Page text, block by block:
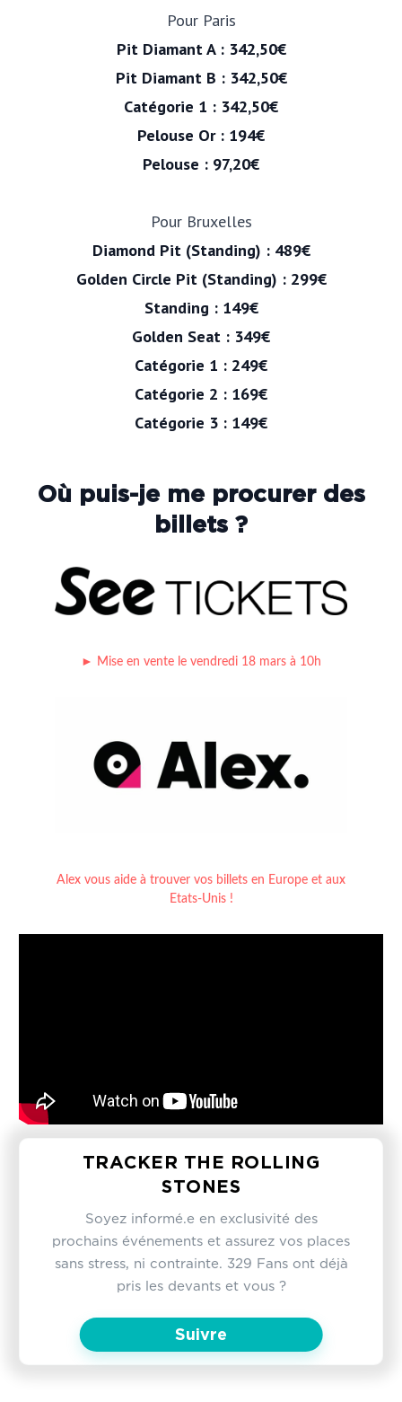
Pour Paris
Pit Diamant A : 342,50€
Pit Diamant B : 342,50€
Catégorie 1 : 342,50€
Pelouse Or : 194€
Pelouse : 97,20€
Pour Bruxelles
Diamond Pit (Standing) : 489€
Golden Circle Pit(Standing) : 299€
Standing : 149€
Golden Seat : 349€
Catégorie 1 : 249€
Catégorie 2 : 169€
Catégorie 3 : 149€
Où puis-je me procurer des
billets ?
► Mise en vente le vendredi 18 mars à 10h
Alex vous aide à trouver vos billets en Europe et aux
Etats-Unis !
TRACKER THE ROLLING
STONES
Soyez informé.e en exclusivité des
prochains événements et assurez vos places
sans stress, ni contrainte. 329 Fans ont déjà
pris les devants et vous ?
Suivre